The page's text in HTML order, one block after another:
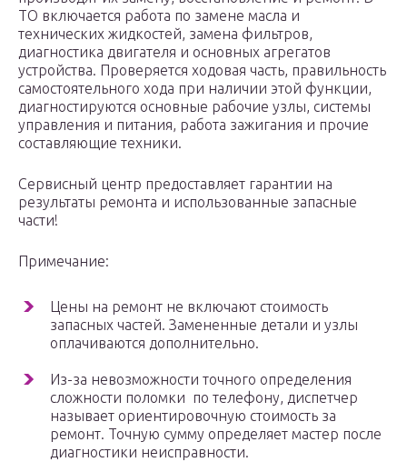
ТО включается работа по замене масла и
технических жидкостей, замена фильтров,
диагностика двигателя и основных агрегатов
устройства. Проверяется ходовая часть, правильность
самостоятельного хода при наличии этой функции,
диагностируются основные рабочие узлы, системы
управления и питания, работа зажигания и прочие
составляющие техники.
Сервисный центр предоставляет гарантии на
результаты ремонта и использованные запасные
части!
Примечание:
Цены на ремонт не включают стоимость
запасных частей. Замененные детали и узлы
оплачиваются дополнительно.
Из-за невозможности точного определения
сложности поломки по телефону, диспетчер
называет ориентировочную стоимость за
ремонт. Точную сумму определяет мастер после
диагностики неисправности.